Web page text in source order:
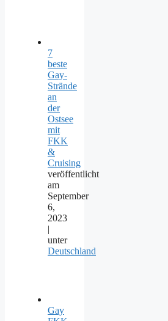
7
beste
Gay-
Strände
an
der
Ostsee
mit
FKK
&
Cruising
veröffentlicht
am
September
6,
2023
|
unter
Deutschland
Gay